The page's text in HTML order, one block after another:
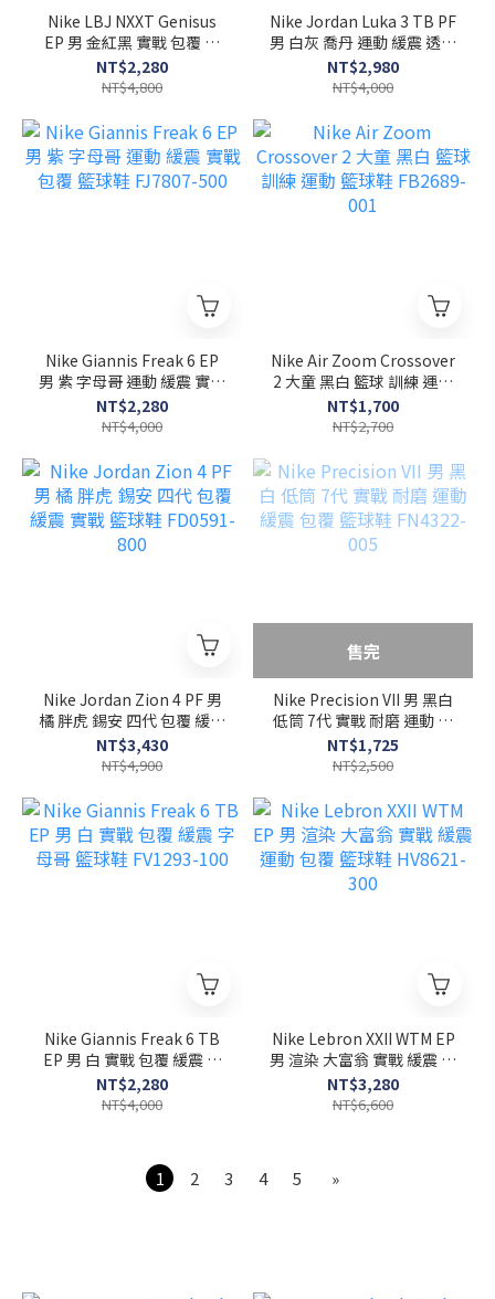
Nike LBJ NXXT Genisus
EP 男 金紅黑 實戰 包覆 運
動 緩震 籃球鞋 HF0711-
600
NT$2,280
NT$4,800
Nike Jordan Luka 3 TB PF
男 白灰 喬丹 運動 緩震 透氣
籃球鞋 FQ7455-106
NT$2,980
NT$4,000
Nike Giannis Freak 6 EP
男 紫 字母哥 運動 緩震 實戰
包覆 籃球鞋 FJ7807-500
NT$2,280
NT$4,000
Nike Air Zoom Crossover
2 大童 黑白 籃球 訓練 運動
籃球鞋 FB2689-001
NT$1,700
NT$2,700
Nike Jordan Zion 4 PF 男
橘 胖虎 錫安 四代 包覆 緩震
實戰 籃球鞋 FD0591-800
NT$3,430
NT$4,900
售完
Nike Precision VII 男 黑白
低筒 7代 實戰 耐磨 運動 緩
震 包覆 籃球鞋 FN4322-
005
NT$1,725
NT$2,500
Nike Giannis Freak 6 TB
EP 男 白 實戰 包覆 緩震 字
母哥 籃球鞋 FV1293-100
NT$2,280
NT$4,000
Nike Lebron XXII WTM EP
男 渲染 大富翁 實戰 緩震 運
動 包覆 籃球鞋 HV8621-
300
NT$3,280
NT$6,600
1 2 3 4 5 »